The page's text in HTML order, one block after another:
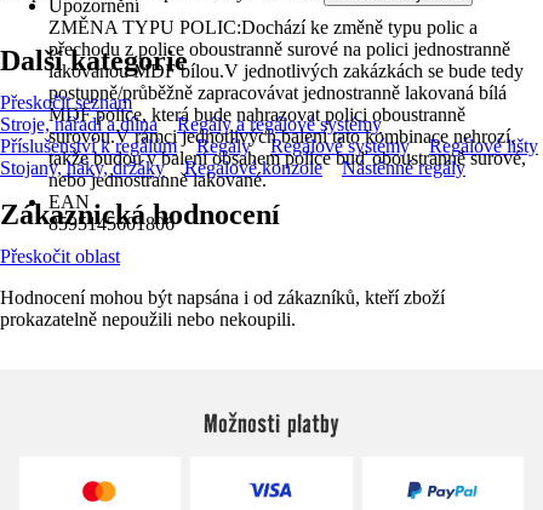
Upozornění
ZMĚNA TYPU POLIC:Dochází ke změně typu polic a
přechodu z police oboustranně surové na polici jednostranně
lakovanou MDF bílou.V jednotlivých zakázkách se bude tedy
postupně/průběžně zapracovávat jednostranně lakovaná bílá
MDF police, která bude nahrazovat polici oboustranně
surovou.V rámci jednotlivých balení tato kombinace nehrozí,
takže budou v balení obsahem police buď oboustranně surové,
nebo jednostranně lakované.
EAN
8595145601806
Další kategorie
Přeskočit seznam
Stroje, nářadí a dílna
Regály a regálové systémy
Příslušenství k regálům
Regály Regálové systémy
Regálové lišty
Stojany, háky, držáky
Regálové konzole Nástěnné regály
Zákaznická hodnocení
Přeskočit oblast
Hodnocení mohou být napsána i od zákazníků, kteří zboží
prokazatelně nepoužili nebo nekoupili.
Možnosti platby